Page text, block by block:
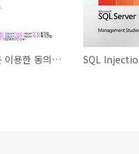
Radio 버튼 이용한 동의함 , 동의안함 루틴 만들기